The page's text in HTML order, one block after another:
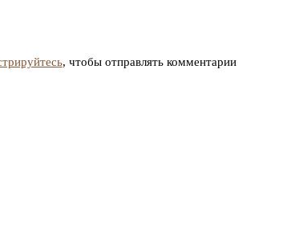
, чтобы отправлять комментарии